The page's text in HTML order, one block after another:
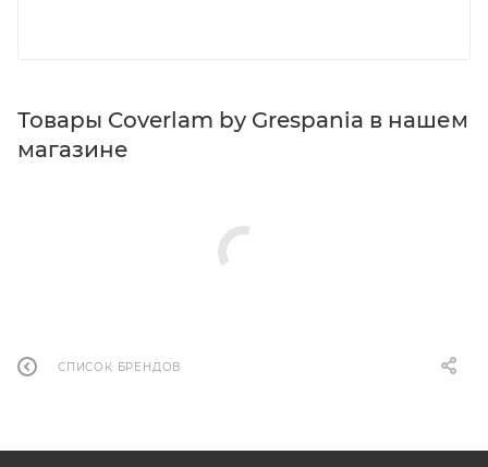
Товары Coverlam by Grespania в нашем
магазине
СПИСОК БРЕНДОВ